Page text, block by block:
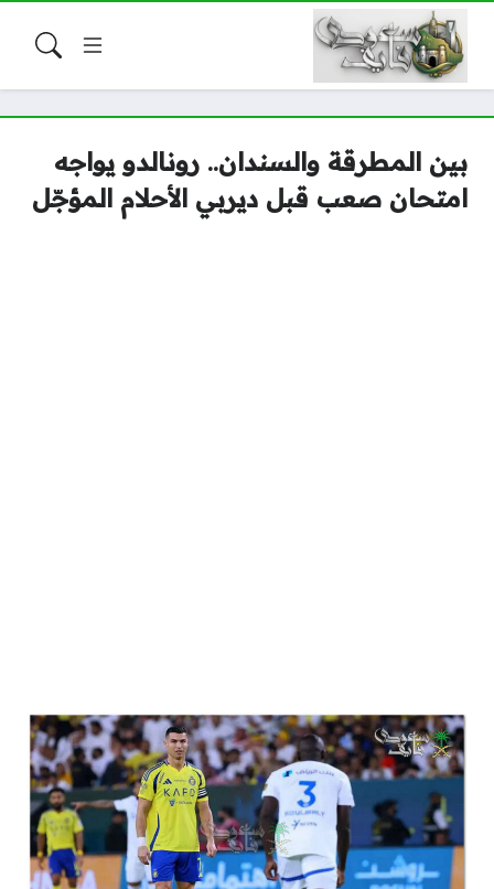
بين المطرقة والسندان.. رونالدو يواجه
امتحان صعب قبل ديربي الأحلام المؤجّل